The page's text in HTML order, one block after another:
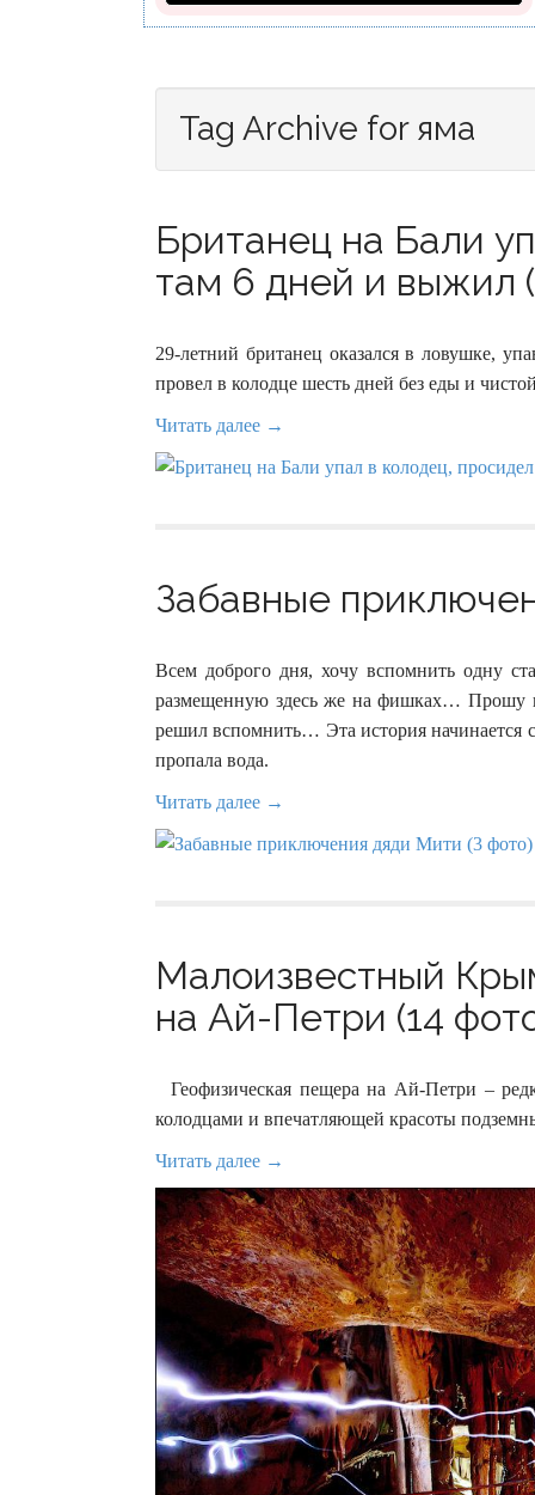
Tag Archive for яма
Британец на Бали
там 6 дней и выжил
29-летний британец оказался в ловушке,
провел в колодце шесть дней без еды и
Читать далее →
Забавные
Всем доброго дня, хочу вспомнить одну
размещенную здесь же на фишках… Прошу
решил вспомнить… Эта история начинается
пропала вода.
Читать далее →
Малоизвестный
на Ай-Петри (14
Геофизическая пещера на Ай-Петри –
колодцами и впечатляющей красоты
Читать далее →